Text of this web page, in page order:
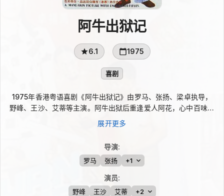
阿牛出狱记
6.1 1975
喜剧
1975年香港粤语喜剧《阿牛出狱记》由罗马、张扬、梁卓执导，
野峰、王沙、艾蒂等主演。阿牛出狱后重逢爱人阿花，心中百味杂
陈。为了谋生，他从澳门回到香港，在艰难日子里好不容易找到工
作，却又遭周大叔欺骗，被打得遍体鳞伤送医急救，并被告知命不
酸。
展开更多
导演:
罗马 张扬 +1
演员:
野峰 王沙 艾蒂 +2